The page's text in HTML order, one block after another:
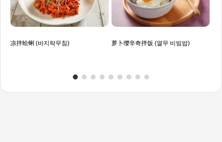
凉拌蛤蜊 (바지락무침) 萝卜缨辛奇拌饭 (열무 비빔밥)